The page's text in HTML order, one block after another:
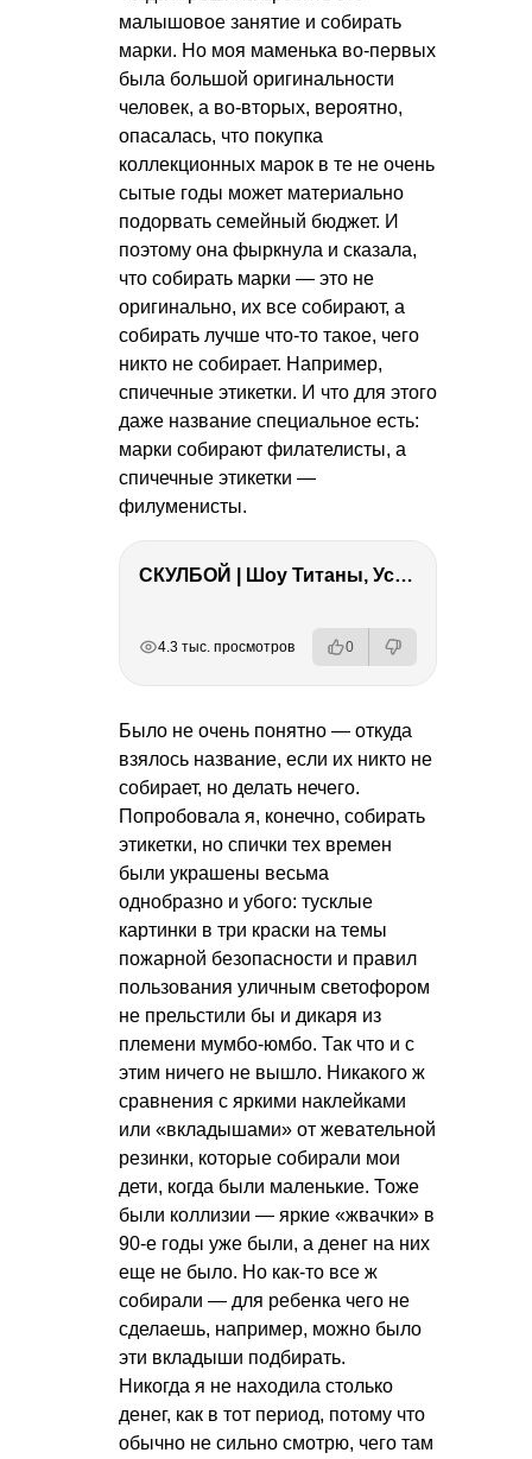
малышовое занятие и собирать
марки. Но моя маменька во-первых
была большой оригинальности
человек, а во-вторых, вероятно,
опасалась, что покупка
коллекционных марок в те не очень
сытые годы может материально
подорвать семейный бюджет. И
поэтому она фыркнула и сказала,
что собирать марки — это не
оригинально, их все собирают, а
собирать лучше что-то такое, чего
никто не собирает. Например,
спичечные этикетки. И что для этого
даже название специальное есть:
марки собирают филателисты, а
спичечные этикетки —
филуменисты.
СКУЛБОЙ | Шоу Титаны, Усейн Болт, Ларрат, Зашквар!
4.3 тыс. просмотров 0
Было не очень понятно — откуда
взялось название, если их никто не
собирает, но делать нечего.
Попробовала я, конечно, собирать
этикетки, но спички тех времен
были украшены весьма
однобразно и убого: тусклые
картинки в три краски на темы
пожарной безопасности и правил
пользования уличным светофором
не прельстили бы и дикаря из
племени мумбо-юмбо. Так что и с
этим ничего не вышло. Никакого ж
сравнения с яркими наклейками
или «вкладышами» от жевательной
резинки, которые собирали мои
дети, когда были маленькие. Тоже
были коллизии — яркие «жвачки» в
90-е годы уже были, а денег на них
еще не было. Но как-то все ж
собирали — для ребенка чего не
сделаешь, например, можно было
эти вкладыши подбирать.
Никогда я не находила столько
денег, как в тот период, потому что
обычно не сильно смотрю, чего там